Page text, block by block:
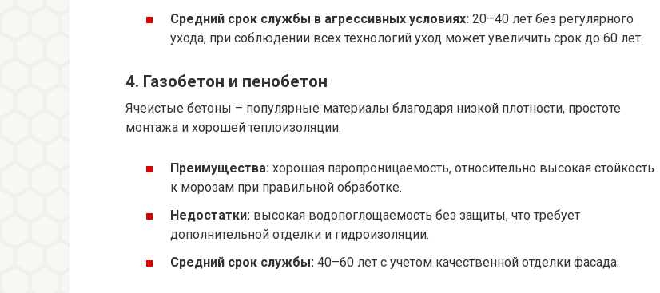
Средний срок службы в агрессивных условиях: 20–40 лет без регулярного
ухода, при соблюдении всех технологий уход может увеличить срок до 60 лет.
4. Газобетон и пенобетон
Ячеистые бетоны – популярные материалы благодаря низкой плотности, простоте
монтажа и хорошей теплоизоляции.
Преимущества: хорошая паропроницаемость, относительно высокая стойкость
к морозам при правильной обработке.
Недостатки: высокая водопоглощаемость без защиты, что требует
дополнительной отделки и гидроизоляции.
Средний срок службы: 40–60 лет с учетом качественной отделки фасада.